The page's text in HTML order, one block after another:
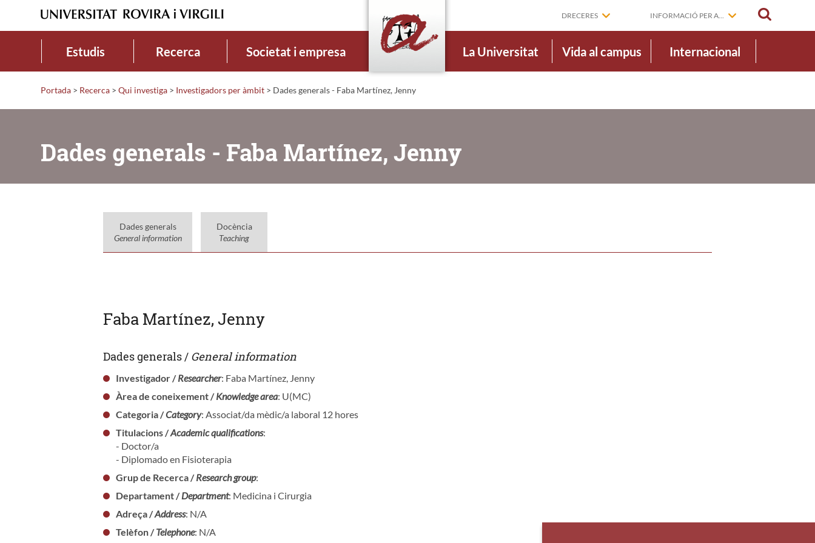
DRECERES INFORMACIÓ PER A...
Estudis Recerca Societat i empresa La Universitat Vida al campus Internacional
Portada > Recerca > Qui investiga > Investigadors per àmbit > Dades generals - Faba Martínez, Jenny
Dades generals - Faba Martínez, Jenny
Dades generals
General information
Docència
Teaching
Faba Martínez, Jenny
Dades generals / General information
Investigador /Researcher: Faba Martínez, Jenny
Àrea de coneixement /Knowledge area: U(MC)
Categoria /Category: Associat/da mèdic/a laboral 12 hores
Titulacions /Academic qualifications:
- Doctor/a
- Diplomado en Fisioterapia
Grup de Recerca /Research group:
Departament /Department: Medicina i Cirurgia
Adreça /Address: N/A
Telèfon /Telephone: N/A